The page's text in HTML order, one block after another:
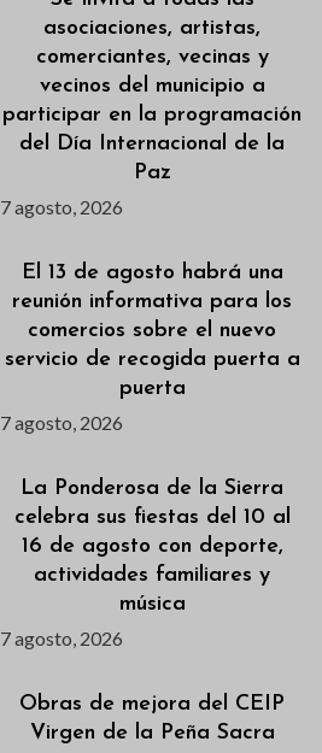
asociaciones, artistas,
comerciantes, vecinas y
vecinos del municipio a
participar en la programación
del Día Internacional de la
Paz
7 agosto, 2026
El 13 de agosto habrá una
reunión informativa para los
comercios sobre el nuevo
servicio de recogida puerta a
puerta
7 agosto, 2026
La Ponderosa de la Sierra
celebra sus fiestas del 10 al
16 de agosto con deporte,
actividades familiares y
música
7 agosto, 2026
Obras de mejora del CEIP
Virgen de la Peña Sacra